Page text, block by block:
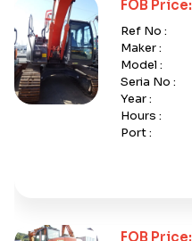
FOB Price:
Ref No :
Maker :
Model :
Seria No :
Year :
Hours :
Port :
FOB Price: